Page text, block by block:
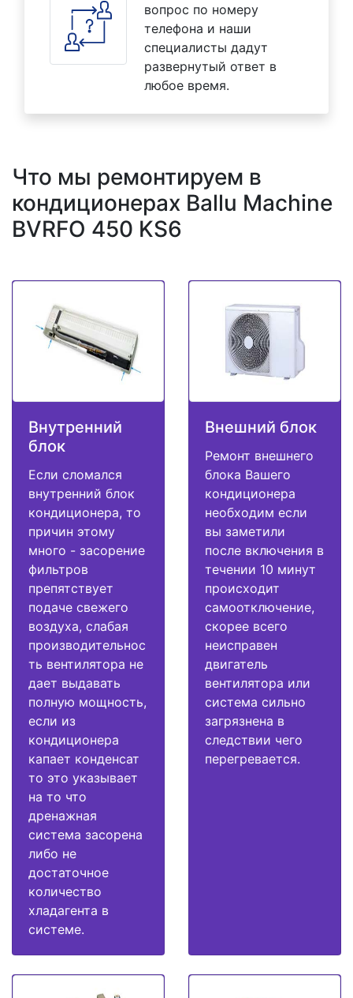
вопрос по номеру
телефона и наши
специалисты дадут
развернутый ответ в
любое время.
Что мы ремонтируем в
кондиционерах Ballu Machine
BVRFO 450 KS6
Внутренний
блок
Если сломался
внутренний блок
кондиционера, то
причин этому
много - засорение
фильтров
препятствует
подаче свежего
воздуха, слабая
производительнос
ть вентилятора не
дает выдавать
полную мощность,
если из
кондиционера
капает конденсат
то это указывает
на то что
дренажная
система засорена
либо не
достаточное
количество
хладагента в
системе.
Внешний блок
Ремонт внешнего
блока Вашего
кондиционера
необходим если
вы заметили
после включения в
течении 10 минут
происходит
самоотключение,
скорее всего
неисправен
двигатель
вентилятора или
система сильно
загрязнена в
следствии чего
перегревается.